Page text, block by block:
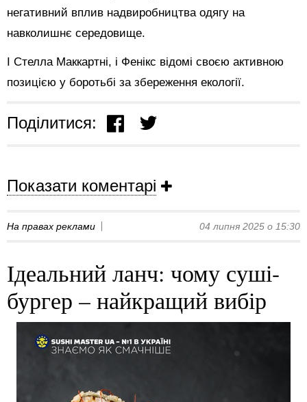
негативний вплив надвиробництва одягу на
навколишнє середовище.
І Стелла Маккартні, і Фенікс відомі своєю активною
позицією у боротьбі за збереження екології.
Поділитися:
Показати коментарі
На правах реклами 04 липня 2025 о 15:30
Ідеальний ланч: чому суші-
бургер – найкращий вибір